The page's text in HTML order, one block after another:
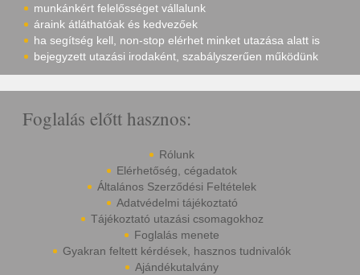
munkánkért felelősséget vállalunk
áraink átláthatóak és kedvezőek
ha segítség kell, non-stop elérhet minket utazása alatt is
bejegyzett utazási irodaként, szabályszerűen működünk
Foglalás előtt hasznos:
Rólunk
Elérhetőség, cégadatok
Általános Szerződési Feltételek
Adatvédelmi tájékoztató
Tájékoztató utazási csomagokhoz
Foglalás menete
Gyakran feltett kérdések, hasznos tudnivalók
Ajándékutalvány